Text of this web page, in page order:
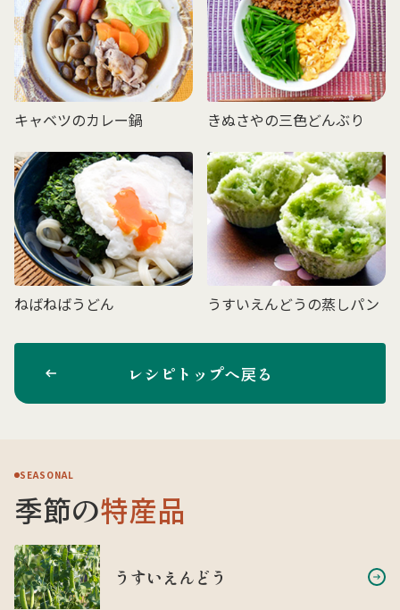
キャベツのカレー鍋 きぬさやの三色どんぶり
ねばねばうどん うすいえんどうの蒸しパン
レシピトップへ戻る
SEASONAL
季節の特産品
うすいえんどう